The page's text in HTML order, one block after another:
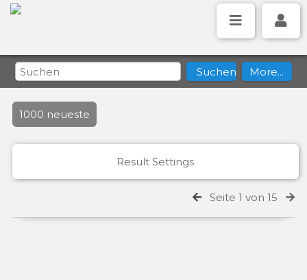
1000 neueste
Result Settings
Seite 1 von 15